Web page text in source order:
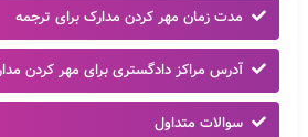
مدت زمان مهر کردن مدارک برای ترجمه
آدرس مراکز دادگستری برای مهر کردن
سوالات متداول